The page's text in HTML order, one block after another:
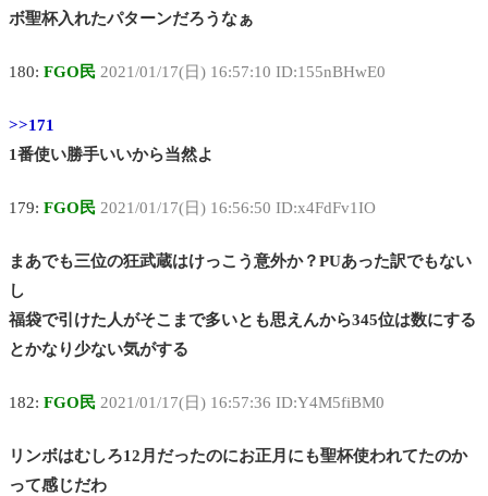
ボ聖杯入れたパターンだろうなぁ
180: FGO民 2021/01/17(日) 16:57:10 ID:155nBHwE0
>>171
1番使い勝手いいから当然よ
179: FGO民 2021/01/17(日) 16:56:50 ID:x4FdFv1IO
まあでも三位の狂武蔵はけっこう意外か？PUあった訳でもない
し
福袋で引けた人がそこまで多いとも思えんから345位は数にする
とかなり少ない気がする
182: FGO民 2021/01/17(日) 16:57:36 ID:Y4M5fiBM0
リンボはむしろ12月だったのにお正月にも聖杯使われてたのか
って感じだわ